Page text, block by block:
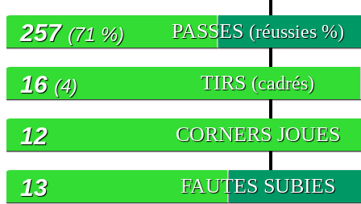
PASSES (réussies %)
257 (71 %)
TIRS (cadrés)
16 (4)
CORNERS JOUES
12
FAUTES SUBIES
13